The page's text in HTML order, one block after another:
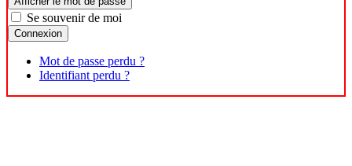
Se souvenir de moi
Connexion
Mot de passe perdu ?
Identifiant perdu ?